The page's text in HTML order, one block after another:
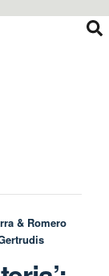
& Romero